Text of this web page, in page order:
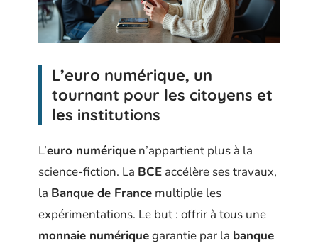
L’euro numérique, un
tournant pour les citoyens et
les institutions
L’euro numérique n’appartient plus à la
science-fiction. La BCE accélère ses travaux,
la Banque de France multiplie les
expérimentations. Le but : offrir à tous une
monnaie numériquegarantie par la banque